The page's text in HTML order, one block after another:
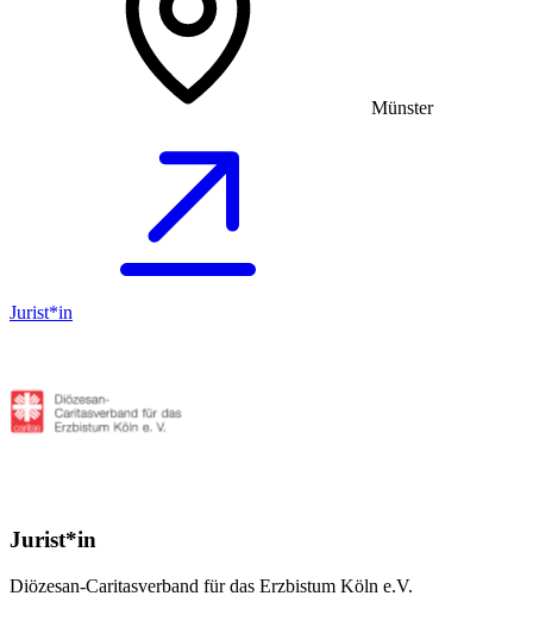
Münster
Jurist*in
Jurist*in
Diözesan-Caritasverband für das Erzbistum Köln e.V.